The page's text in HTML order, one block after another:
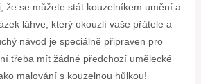
že se můžete stát kouzelníkem umění a
láhve, který okouzlí vaše přátele a
návod je speciálně připraven pro
třeba mít žádné předchozí umělecké
malování s kouzelnou hůlkou!